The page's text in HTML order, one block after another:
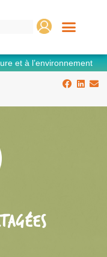
et à l’environnement